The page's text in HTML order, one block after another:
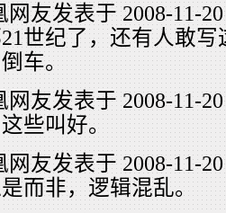
网友发表于 2008-11-
世纪了，还有人敢
车。
网友发表于 2008-11-
些叫好。
网友发表于 2008-11-
而非，逻辑混乱。